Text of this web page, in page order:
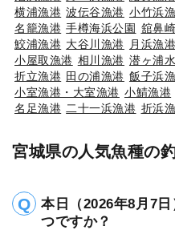
横浦漁港 波伝谷漁港 小竹浜
名籠漁港 手樽海浜公園 舘鼻崎
鮫浦漁港 大谷川漁港 月浜漁港
小屋取漁港 相川漁港 潜ヶ浦
折立漁港 田の浦漁港 飯子浜
小室漁港・大室漁港 小鯖漁港
名足漁港 二十一浜漁港 折浜
宮城県の人気魚種の
本日（2026年8月7
つですか？